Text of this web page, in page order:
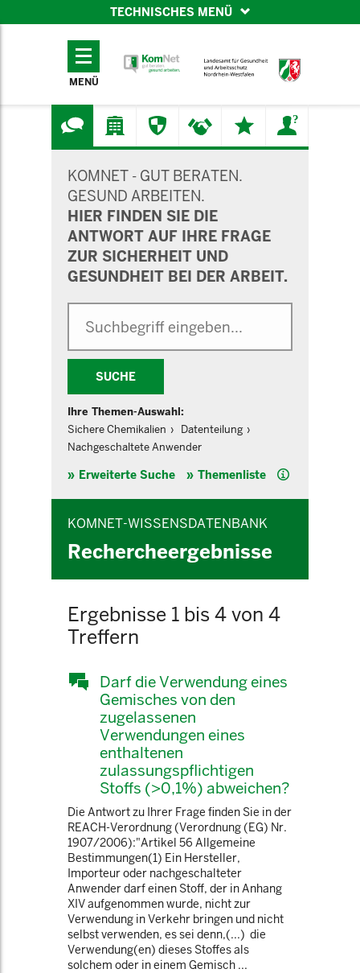
TECHNISCHES MENÜ
TECHNISCHES
MENÜ
KOMNET - GUT BERATEN.
GESUND ARBEITEN.
HIER FINDEN SIE DIE
ANTWORT AUF IHRE FRAGE
ZUR SICHERHEIT UND
GESUNDHEIT BEI DER ARBEIT.
SUCHE
Ihre Themen-Auswahl:
Sichere Chemikalien
Datenteilung
Nachgeschaltete Anwender
Erweiterte Suche Themenliste Hilfe
KOMNET-WISSENSDATENBANK
Rechercheergebnisse
Ergebnisse 1 bis 4 von 4
Treffern
Darf die Verwendung eines
Gemisches von den
zugelassenen
Verwendungen eines
enthaltenen
zulassungspflichtigen
Stoffs (>0,1%) abweichen?
Die Antwort zu Ihrer Frage finden Sie in der
REACH-Verordnung (Verordnung (EG) Nr.
1907/2006):"Artikel 56 Allgemeine
Bestimmungen(1) Ein Hersteller,
Importeur oder nachgeschalteter
Anwender darf einen Stoff, der in Anhang
XIV aufgenommen wurde, nicht zur
Verwendung in Verkehr bringen und nicht
selbst verwenden, es sei denn,(...) die
Verwendung(en) dieses Stoffes als
solchem oder in einem Gemisch ...